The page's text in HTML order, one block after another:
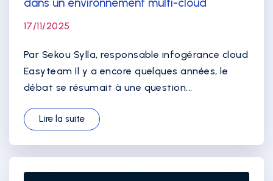
17/11/2025
Par Sekou Sylla, responsable infogérance cloud
Easyteam Il y a encore quelques années, le
débat se résumait à une question...
Lire la suite